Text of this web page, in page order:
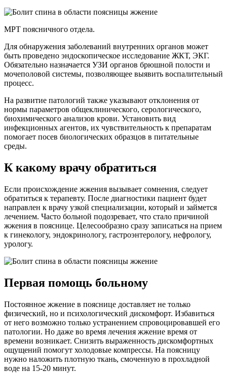
МРТ поясничного отдела.
Для обнаружения заболеваний внутренних органов может
быть проведено эндоскопическое исследование ЖКТ, ЭКГ.
Обязательно назначается УЗИ органов брюшной полости и
мочеполовой системы, позволяющее выявить воспалительный
процесс.
На развитие патологий также указывают отклонения от
нормы параметров общеклинического, серологического,
биохимического анализов крови. Установить вид
инфекционных агентов, их чувствительность к препаратам
помогает посев биологических образцов в питательные
среды.
К какому врачу обратиться
Если происхождение жжения вызывает сомнения, следует
обратиться к терапевту. После диагностики пациент будет
направлен к врачу узкой специализации, который и займется
лечением. Часто больной подозревает, что стало причиной
жжения в пояснице. Целесообразно сразу записаться на прием
к гинекологу, эндокринологу, гастроэнтерологу, нефрологу,
урологу.
Первая помощь больному
Постоянное жжение в пояснице доставляет не только
физический, но и психологический дискомфорт. Избавиться
от него возможно только устранением спровоцировавшей его
патологии. Но даже во время лечения жжение время от
времени возникает. Снизить выраженность дискомфортных
ощущений помогут холодовые компрессы. На поясницу
нужно наложить плотную ткань, смоченную в прохладной
воде на 15-20 минут.